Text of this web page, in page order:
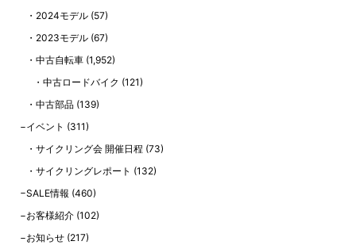
2024モデル (57)
2023モデル (67)
中古自転車 (1,952)
中古ロードバイク (121)
中古部品 (139)
イベント (311)
サイクリング会 開催日程 (73)
サイクリングレポート (132)
SALE情報 (460)
お客様紹介 (102)
お知らせ (217)